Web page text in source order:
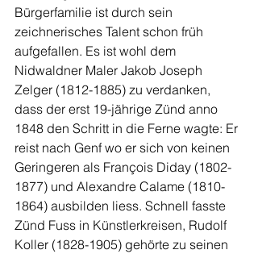
Bürgerfamilie ist durch sein
zeichnerisches Talent schon früh
aufgefallen. Es ist wohl dem
Nidwaldner Maler Jakob Joseph
Zelger (1812-1885) zu verdanken,
dass der erst 19-jährige Zünd anno
1848 den Schritt in die Ferne wagte: Er
reist nach Genf wo er sich von keinen
Geringeren als François Diday (1802-
1877) und Alexandre Calame (1810-
1864) ausbilden liess. Schnell fasste
Zünd Fuss in Künstlerkreisen, Rudolf
Koller (1828-1905) gehörte zu seinen